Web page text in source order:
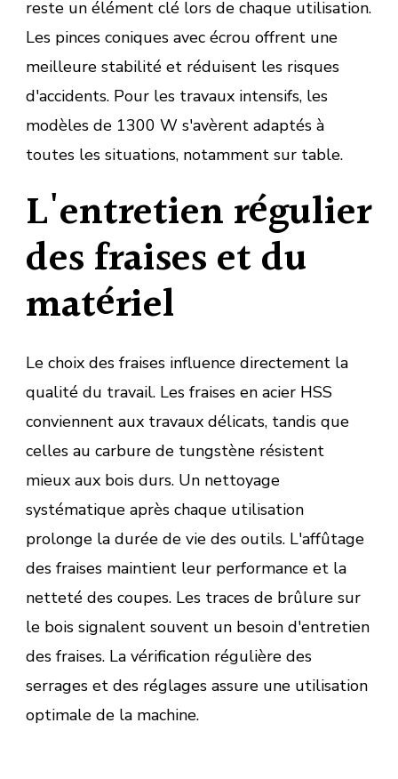
reste un élément clé lors de chaque utilisation.
Les pinces coniques avec écrou offrent une
meilleure stabilité et réduisent les risques
d'accidents. Pour les travaux intensifs, les
modèles de 1300 W s'avèrent adaptés à
toutes les situations, notamment sur table.
L'entretien régulier
des fraises et du
matériel
Le choix des fraises influence directement la
qualité du travail. Les fraises en acier HSS
conviennent aux travaux délicats, tandis que
celles au carbure de tungstène résistent
mieux aux bois durs. Un nettoyage
systématique après chaque utilisation
prolonge la durée de vie des outils. L'affûtage
des fraises maintient leur performance et la
netteté des coupes. Les traces de brûlure sur
le bois signalent souvent un besoin d'entretien
des fraises. La vérification régulière des
serrages et des réglages assure une utilisation
optimale de la machine.